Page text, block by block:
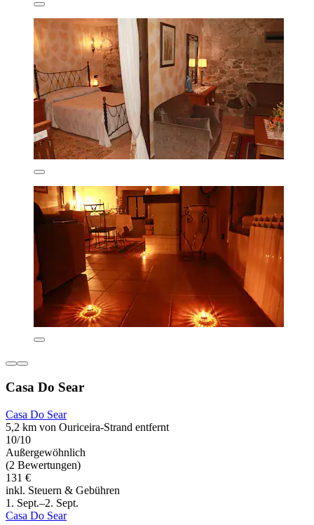
Casa Do Sear
Casa Do Sear
5,2 km von Ouriceira-Strand entfernt
10/10
Außergewöhnlich
(2 Bewertungen)
131 €
inkl. Steuern & Gebühren
1. Sept.–2. Sept.
Casa Do Sear